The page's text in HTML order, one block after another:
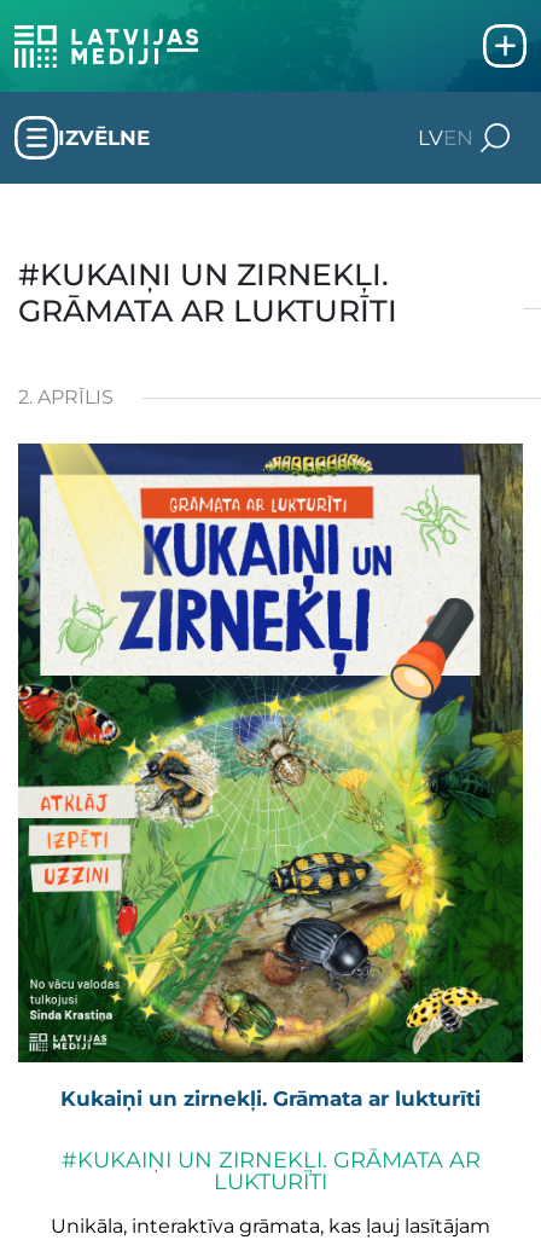
IZVĒLNE LVEN
#KUKAIŅI UN ZIRNEKĻI.
GRĀMATA AR LUKTURĪTI
2. APRĪLIS
Kukaiņi un zirnekļi. Grāmata ar lukturīti
#KUKAIŅI UN ZIRNEKĻI. GRĀMATA AR
LUKTURĪTI
Unikāla, interaktīva grāmata, kas ļauj lasītājam